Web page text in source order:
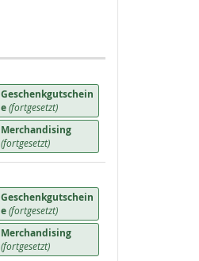
Geschenkgutschein
e(fortgesetzt)
Merchandising
(fortgesetzt)
Geschenkgutschein
e(fortgesetzt)
Merchandising
(fortgesetzt)